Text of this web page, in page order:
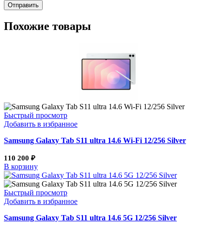
Похожие товары
Быстрый просмотр
Добавить в избранное
Samsung Galaxy Tab S11 ultra 14.6 Wi-Fi 12/256 Silver
110 200 ₽
В корзину
Быстрый просмотр
Добавить в избранное
Samsung Galaxy Tab S11 ultra 14.6 5G 12/256 Silver